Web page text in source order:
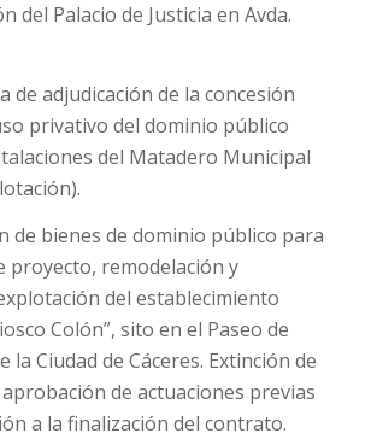
del Palacio de Justicia en Avda.
de adjudicación de la concesión
privativo del dominio público
del Matadero Municipal
de bienes de dominio público para
proyecto, remodelación y
del establecimiento
Colón”, sito en el Paseo de
la Ciudad de Cáceres. Extinción de
de actuaciones previas
a la finalización del contrato.